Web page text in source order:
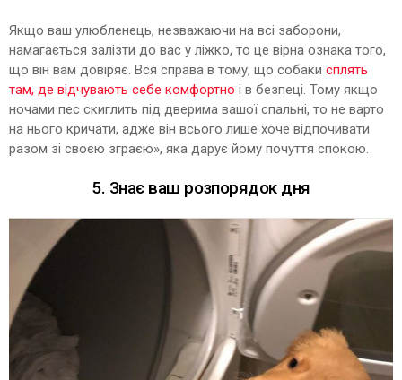
Якщо ваш улюбленець, незважаючи на всі заборони,
намагається залізти до вас у ліжко, то це вірна ознака того,
що він вам довіряє. Вся справа в тому, що собаки сплять
там, де відчувають себе комфортно і в безпеці. Тому якщо
ночами пес скиглить під дверима вашої спальні, то не варто
на нього кричати, адже він всього лише хоче відпочивати
разом зі своєю зграєю», яка дарує йому почуття спокою.
5. Знає ваш розпорядок дня